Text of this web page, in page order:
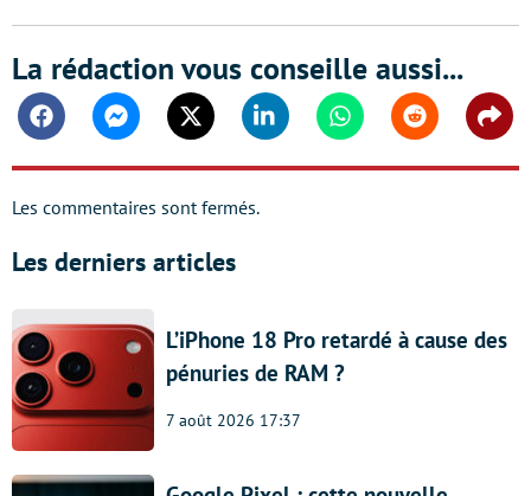
La rédaction vous conseille aussi...
FacebookMessengerTwitter Linkedin WhatsappReddit
Les commentaires sont fermés.
Les derniers articles
L’iPhone 18 Pro retardé à cause des
pénuries de RAM ?
7 août 2026 17:37